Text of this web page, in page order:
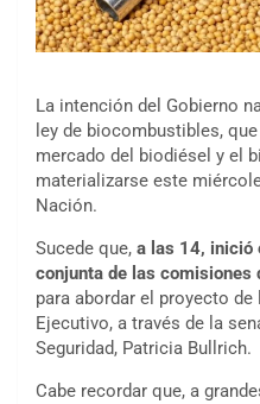
La intención del Gobierno
ley de biocombustibles,
mercado del biodiésel y el
materializarse este
Nación.
Sucede que, a las 14, inició
conjunta de las comisiones
para abordar el proyecto
Ejecutivo, a través de la
Seguridad, Patricia Bullrich.
Cabe recordar que, a